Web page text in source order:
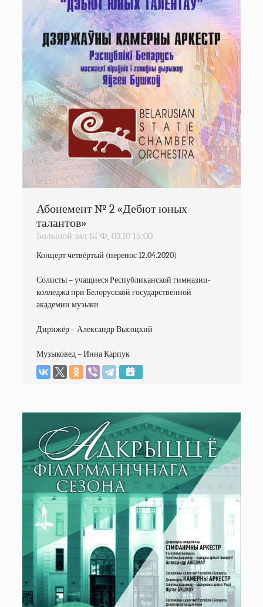
Абонемент № 2 «Дебют юных
талантов»
Большой зал БГФ, 03.10 15:00
Концерт четвёртый (перенос 12.04.2020)
Солисты – учащиеся Республиканской гимназии-
колледжа при Белорусской государственной
академии музыки
Дирижёр – Александр Высоцкий
Музыковед – Инна Карпук